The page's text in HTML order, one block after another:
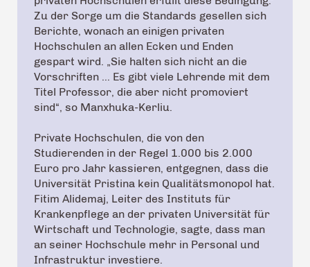
Zu der Sorge um die Standards gesellen sich
Berichte, wonach an einigen privaten
Hochschulen an allen Ecken und Enden
gespart wird. „Sie halten sich nicht an die
Vorschriften … Es gibt viele Lehrende mit dem
Titel Professor, die aber nicht promoviert
sind“, so Manxhuka-Kerliu.
Private Hochschulen, die von den
Studierenden in der Regel 1.000 bis 2.000
Euro pro Jahr kassieren, entgegnen, dass die
Universität Pristina kein Qualitätsmonopol hat.
Fitim Alidemaj, Leiter des Instituts für
Krankenpflege an der privaten Universität für
Wirtschaft und Technologie, sagte, dass man
an seiner Hochschule mehr in Personal und
Infrastruktur investiere.